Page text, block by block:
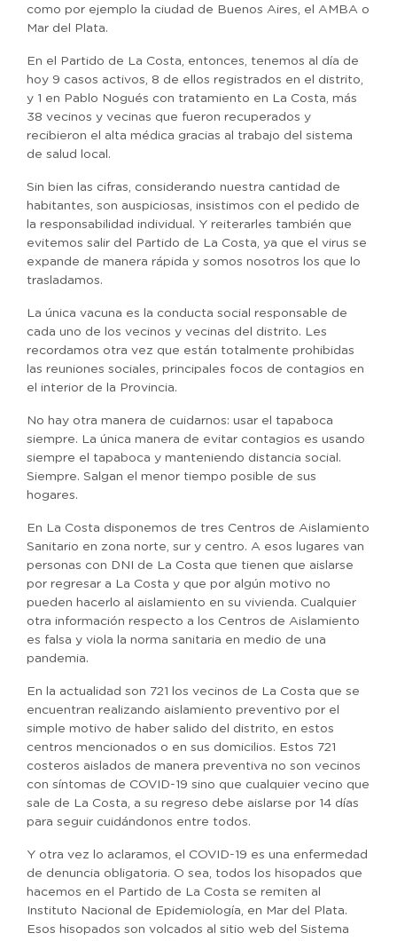
como por ejemplo la ciudad de Buenos Aires, el AMBA o
Mar del Plata.
En el Partido de La Costa, entonces, tenemos al día de
hoy 9 casos activos, 8 de ellos registrados en el distrito,
y 1 en Pablo Nogués con tratamiento en La Costa, más
38 vecinos y vecinas que fueron recuperados y
recibieron el alta médica gracias al trabajo del sistema
de salud local.
Sin bien las cifras, considerando nuestra cantidad de
habitantes, son auspiciosas, insistimos con el pedido de
la responsabilidad individual. Y reiterarles también que
evitemos salir del Partido de La Costa, ya que el virus se
expande de manera rápida y somos nosotros los que lo
trasladamos.
La única vacuna es la conducta social responsable de
cada uno de los vecinos y vecinas del distrito. Les
recordamos otra vez que están totalmente prohibidas
las reuniones sociales, principales focos de contagios en
el interior de la Provincia.
No hay otra manera de cuidarnos: usar el tapaboca
siempre. La única manera de evitar contagios es usando
siempre el tapaboca y manteniendo distancia social.
Siempre. Salgan el menor tiempo posible de sus
hogares.
En La Costa disponemos de tres Centros de Aislamiento
Sanitario en zona norte, sur y centro. A esos lugares van
personas con DNI de La Costa que tienen que aislarse
por regresar a La Costa y que por algún motivo no
pueden hacerlo al aislamiento en su vivienda. Cualquier
otra información respecto a los Centros de Aislamiento
es falsa y viola la norma sanitaria en medio de una
pandemia.
En la actualidad son 721 los vecinos de La Costa que se
encuentran realizando aislamiento preventivo por el
simple motivo de haber salido del distrito, en estos
centros mencionados o en sus domicilios. Estos 721
costeros aislados de manera preventiva no son vecinos
con síntomas de COVID-19 sino que cualquier vecino que
sale de La Costa, a su regreso debe aislarse por 14 días
para seguir cuidándonos entre todos.
Y otra vez lo aclaramos, el COVID-19 es una enfermedad
de denuncia obligatoria. O sea, todos los hisopados que
hacemos en el Partido de La Costa se remiten al
Instituto Nacional de Epidemiología, en Mar del Plata.
Esos hisopados son volcados al sitio web del Sistema